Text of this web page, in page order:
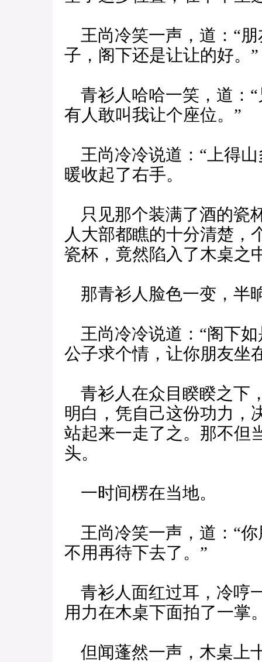
王尚冷笑一声，道：“
子，阁下还是让让的好。”
青衫人哈哈一笑，道：
有人敢叫我让个座位。”
王尚冷冷说道：“上得山
暖收起了右手。
只见那个装满了酒的瓷
人大部都瞧的十分清楚，
瓷杯，竟然陷入了木桌之
那青衫人脸色一变，半
王尚冷冷说道：“阁下
公子求个情，让你朋友坐
青衫人在众目睽睽之下
明白，凭自己这份功力，
站起来一走了之。那不但
头。
一时间楞在当地。
王尚冷笑一声，道：“
不用再待下去了。”
青衫人面红过耳，冷哼
用力在木桌下面拍了一掌
但闻蓬然一声，木桌上